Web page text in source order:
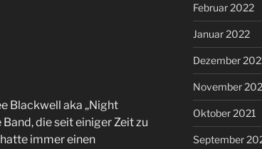
Blackwell aka „Night
die seit einiger Zeit zu
immer einen
Februar 2022
Januar 2022
Dezember
November
Oktober 2021
September